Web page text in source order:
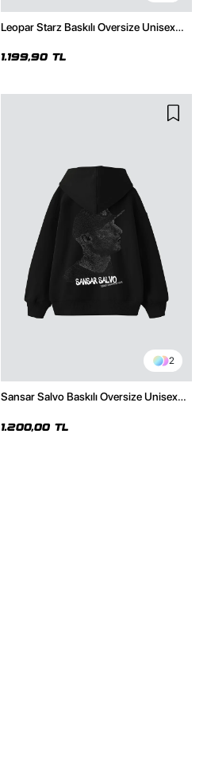
Leopar Starz Baskılı Oversize Unisex
1.199,90 TL
2
Sansar Salvo Baskılı Oversize Unisex
1.200,00 TL